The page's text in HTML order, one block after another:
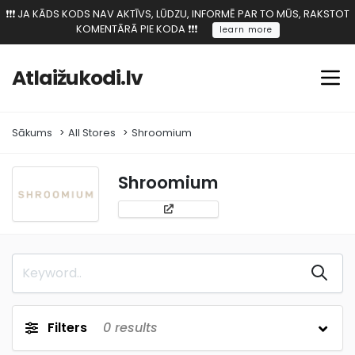
❗️❗️❗️ JA KĀDS KODS NAV AKTĪVS, LŪDZU, INFORMĒ PAR TO MŪS, RAKSTOT
KOMENTĀRĀ PIE KODA ❗️❗️❗️
learn more
Atlaižukodi.lv
Sākums All Stores Shroomium
Shroomium
Filters 0 results